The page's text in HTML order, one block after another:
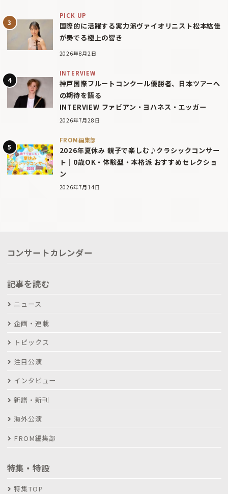
PICK UP
国際的に活躍する実力派ヴァイオリニスト松本紘佳
が奏でる極上の響き
2026年8月2日
INTERVIEW
神戸国際フルートコンクール優勝者、日本ツアーへ
の期待を語る
INTERVIEW ファビアン・ヨハネス・エッガー
2026年7月28日
FROM編集部
2026年夏休み 親子で楽しむ♪クラシックコンサー
ト｜0歳OK・体験型・本格派 おすすめセレクショ
ン
2026年7月14日
コンサートカレンダー
記事を読む
ニュース
企画・連載
トピックス
注目公演
インタビュー
新譜・新刊
海外公演
FROM編集部
特集・特設
特集TOP